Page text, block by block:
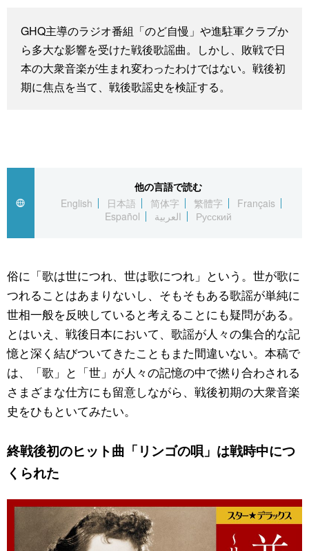
科学・技術
暮らし
Books
Cinema
People
東京
お知らせ
公式SNS
GHQ主導のラジオ番組「のど自慢」や進駐軍クラブか
ら多大な影響を受けた戦後歌謡曲。しかし、敗戦で日
本の大衆音楽が生まれ変わったわけではない。戦後初
期に焦点を当て、戦後歌謡史を検証する。
他の言語で読む
English
日本語 简体字 繁體字
Français
Español
العربية Русский
俗に「歌は世につれ、世は歌につれ」という。世が歌に
つれることはあまりないし、そもそもある歌謡が単純に
世相一般を反映していると考えることにも疑問がある。
とはいえ、戦後日本において、歌謡が人々の集合的な記
憶と深く結びついてきたこともまた間違いない。本稿で
は、「歌」と「世」が人々の記憶の中で撚り合わされる
さまざまな仕方にも留意しながら、戦後初期の大衆音楽
史をひもといてみたい。
終戦後初のヒット曲「リンゴの唄」は戦時中につ
くられた